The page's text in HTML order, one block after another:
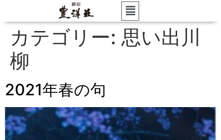
カテゴリー: 思い出川
柳
2021年春の句